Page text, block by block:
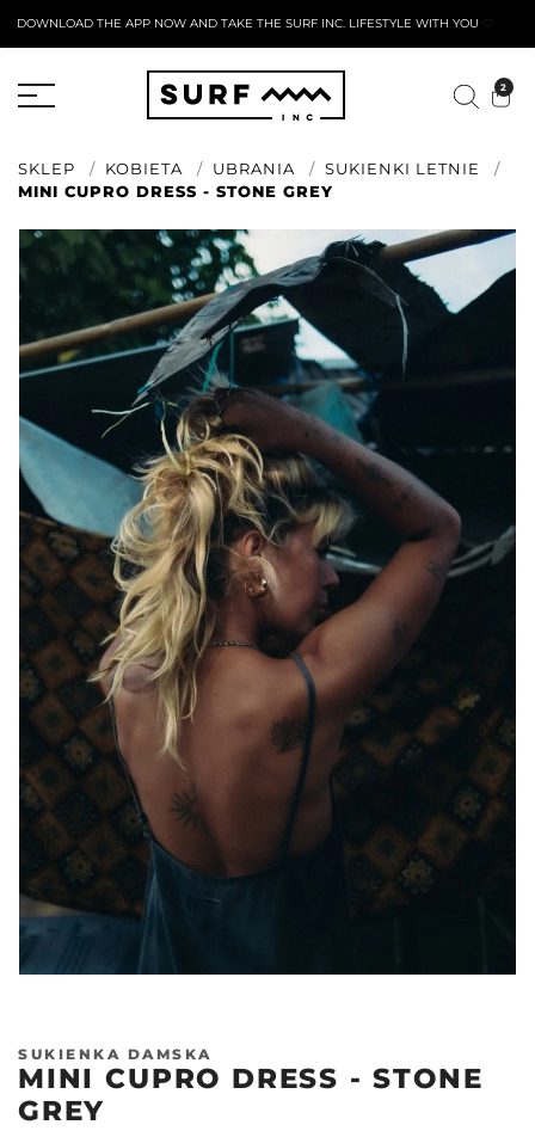
DOWNLOAD THE APP NOW AND TAKE THE SURF INC. LIFESTYLE WITH YOU 🤍
2
SKLEP KOBIETA UBRANIA
SUKIENKI LETNIE
MINI CUPRO DRESS - STONE GREY
SUKIENKA DAMSKA
MINI CUPRO DRESS - STONE
GREY
AKTYWNY FORMULARZ ZWROTU